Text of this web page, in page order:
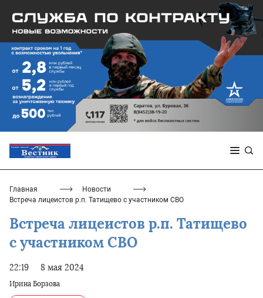
Главная
Новости
Встреча лицеистов р.п. Татищево с участником СВО
Встреча лицеистов р.п. Татищево
с участником СВО
22:19 8 мая 2024
Ирина Борзова